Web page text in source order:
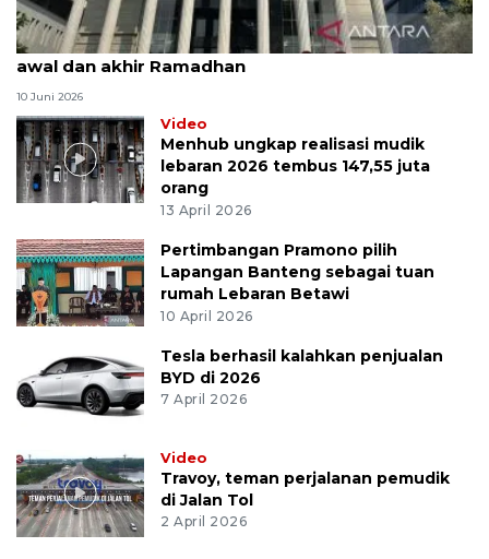
MK uji materi UU Peradilan Agama perihal isbat
awal dan akhir Ramadhan
10 Juni 2026
Video
Menhub ungkap realisasi mudik
lebaran 2026 tembus 147,55 juta
orang
13 April 2026
Pertimbangan Pramono pilih
Lapangan Banteng sebagai tuan
rumah Lebaran Betawi
10 April 2026
Tesla berhasil kalahkan penjualan
BYD di 2026
7 April 2026
Video
Travoy, teman perjalanan pemudik
di Jalan Tol
2 April 2026